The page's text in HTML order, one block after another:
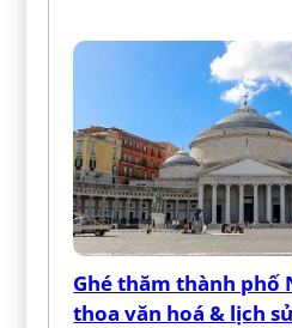
Ghé thăm thành phố
thoa văn hoá & lịch